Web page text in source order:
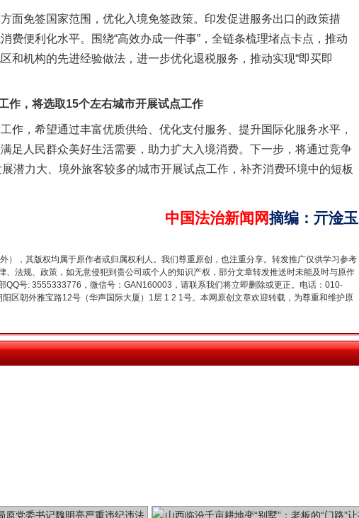
免签国家范围，优化入境免签政策。印发促进服务出口的政策措
费便利化水平。围绕“高效办成一件事”，全链条梳理堵点卡点，推动
和机构的先进经验做法，进一步优化退税服务，推动实现“即买即
作，将选取15个左右城市开展试点工作
，希望通过丰富优质供给、优化支付服务、提升国际化服务水平，
足人民群众美好生活需要，助力扩大入境消费。下一步，将通过竞争
潜力大、境外旅客较多的城市开展试点工作，补齐消费环境中的短板
中国法治新闻网摘编 ： 亓淦玉
），其版权均属于原作者或归属权利人。我们尊重原创，也注重分享。转发推广仅供学习参考
法规、政策，如无意侵犯到贵公司或个人的知识产权，部分文章转发推送时未能及时与原作
号: 3555333776，微信号：GAN160003，请联系我们将立即删除或更正。电话：010-
区朝外雅宝路12号（华声国际大厦）1层 1 2 1号。本网原创文章欢迎转载，为尊重和维护原
投资意愿榜揭晓 新中国诞生的见证